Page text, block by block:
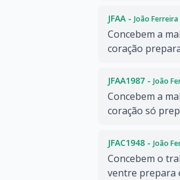
JFAA - João
Concebem a
coração
JFAA1987 - João
Concebem a
coração só
JFAC1948 - João
Concebem o
ventre prepara